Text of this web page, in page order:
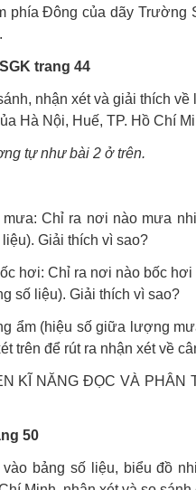
phía Đông của dãy Trường
trang 44
nhận xét và giải thích
Hà Nội, Huế, TP. Hồ Chí
tự như bài 2 ở trên.
Chỉ ra nơi nào mưa
Giải thích vì sao?
hơi: Chỉ ra nơi nào bốc
số liệu). Giải thích vì sao?
ẩm (hiệu số giữa lượng
trên để rút ra nhận xét về
KĨ NĂNG ĐỌC VÀ
50
bảng số liệu, biểu đồ